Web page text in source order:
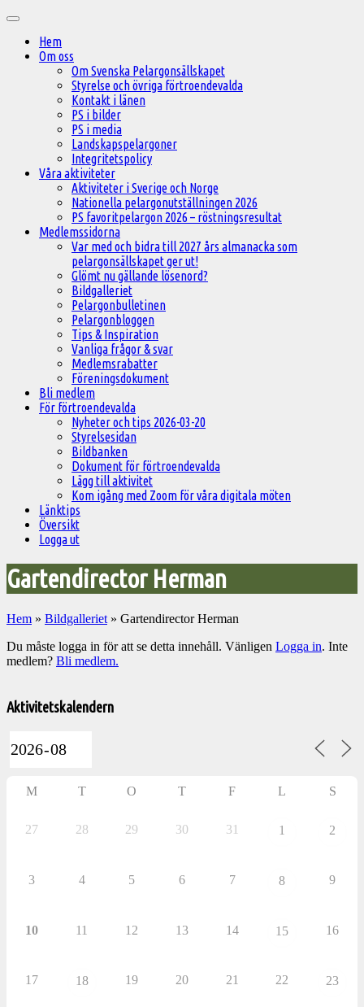
innehåll
Huvudmeny
Hem
Om oss
Om Svenska Pelargonsällskapet
Styrelse och övriga förtroendevalda
Kontakt i länen
PS i bilder
PS i media
Landskapspelargoner
Integritetspolicy
Våra aktiviteter
Aktiviteter i Sverige och Norge
Nationella pelargonutställningen 2026
PS favoritpelargon 2026 – röstningsresultat
Medlemssidorna
Var med och bidra till 2027 års almanacka som
pelargonsällskapet ger ut!
Glömt nu gällande lösenord?
Bildgalleriet
Pelargonbulletinen
Pelargonbloggen
Tips & Inspiration
Vanliga frågor & svar
Medlemsrabatter
Föreningsdokument
Bli medlem
För förtroendevalda
Nyheter och tips 2026-03-20
Styrelsesidan
Bildbanken
Dokument för förtroendevalda
Lägg till aktivitet
Kom igång med Zoom för våra digitala möten
Länktips
Översikt
Logga ut
Gartendirector Herman
Hem » Bildgalleriet » Gartendirector Herman
Du måste logga in för att se detta innehåll. Vänligen Logga in. Inte
medlem? Bli medlem.
till
aktiviteter
Aktivitetskalendern
M T O T F L S
27 28 29 30 31 1 2
3 4 5 6 7 8 9
10 11 12 13 14 15 16
17 18 19 20 21 22 23